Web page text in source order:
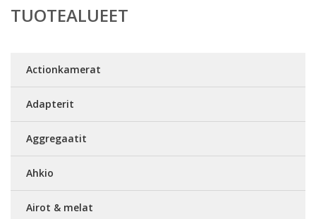
TUOTEALUEET
Actionkamerat
Adapterit
Aggregaatit
Ahkio
Airot & melat